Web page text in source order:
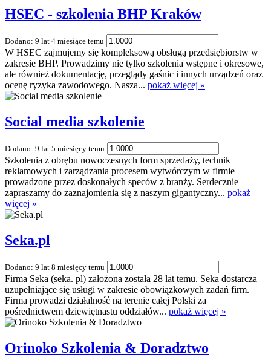
HSEC - szkolenia BHP Kraków
Dodano: 9 lat 4 miesiące temu
W HSEC zajmujemy się kompleksową obsługą przedsiębiorstw w
zakresie BHP. Prowadzimy nie tylko szkolenia wstępne i okresowe,
ale również dokumentację, przeglądy gaśnic i innych urządzeń oraz
ocenę ryzyka zawodowego. Nasza... pokaż więcej »
Social media szkolenie
Dodano: 9 lat 5 miesięcy temu
Szkolenia z obrębu nowoczesnych form sprzedaży, technik
reklamowych i zarządzania procesem wytwórczym w firmie
prowadzone przez doskonałych speców z branży. Serdecznie
zapraszamy do zaznajomienia się z naszym gigantyczny... pokaż
więcej »
Seka.pl
Dodano: 9 lat 8 miesięcy temu
Firma Seka (seka. pl) założona została 28 lat temu. Seka dostarcza
uzupełniające się usługi w zakresie obowiązkowych zadań firm.
Firma prowadzi działalność na terenie całej Polski za
pośrednictwem dziewiętnastu oddziałów... pokaż więcej »
Orinoko Szkolenia & Doradztwo